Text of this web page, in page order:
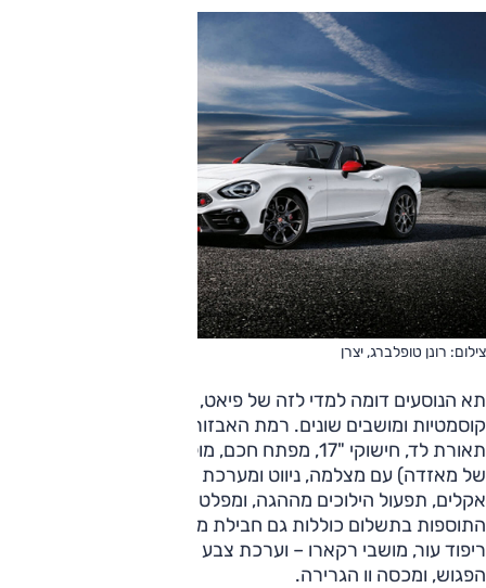
צילום: רונן טופלברג, יצרן
תא הנוסעים דומה למדי לזה של פיאט, אך כולל תוספות
קוסמטיות ומושבים שונים. רמת האבזור גבוהה למדי וכוללת
תאורת לד, חישוקי "17, מפתח חכם, מולטימדיה מקורית (כמו זו
של מאזדה) עם מצלמה, ניווט ומערכת שמע של בוז, בקרת
אקלים, תפעול הילוכים מההגה, ומפלטים עם ארבע יציאות.
התוספות בתשלום כוללות גם חבילת מפלטי מונזה "רעשנית",
ריפוד עור, מושבי רקארו – וערכת צבע אדום למראות, שפת
הפגוש, ומכסה וו הגרירה.